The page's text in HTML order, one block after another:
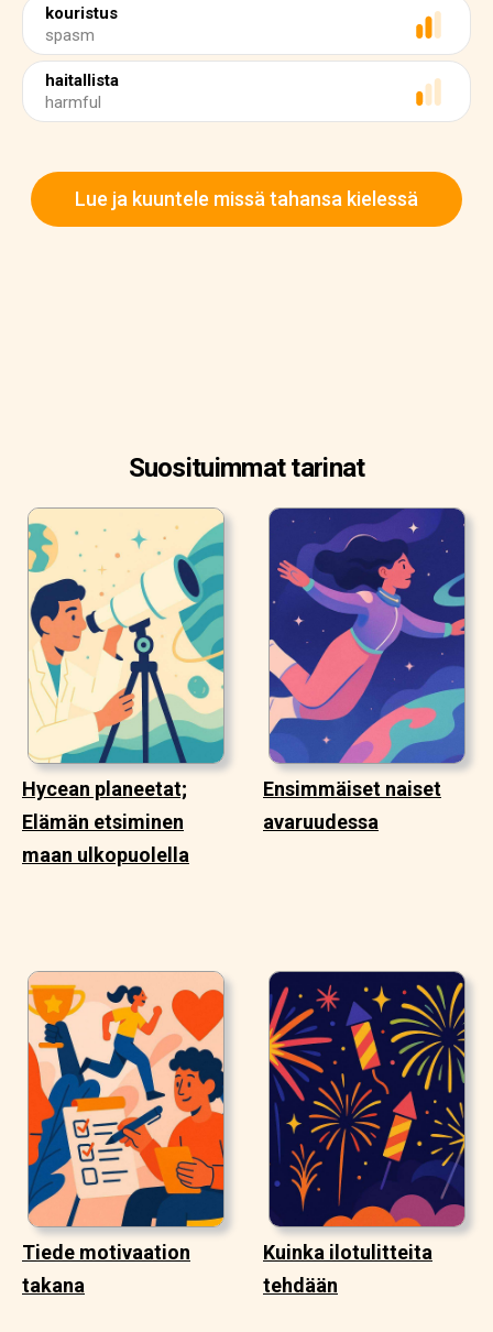
kouristus
spasm
haitallista
harmful
Lue ja kuuntele missä tahansa kielessä
Suosituimmat tarinat
Hycean planeetat;
Elämän etsiminen
maan ulkopuolella
Ensimmäiset naiset
avaruudessa
Tiede motivaation
takana
Kuinka ilotulitteita
tehdään